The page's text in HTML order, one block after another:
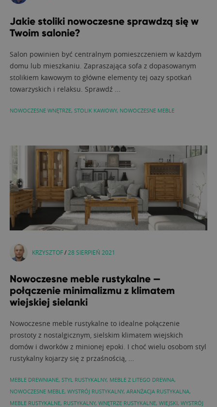
Jakie stoliki nowoczesne sprawdzą się w
Twoim salonie?
Salon powinien być centralnym pomieszczeniem w każdym
domu lub mieszkaniu. Zapraszająca sofa z dopasowanym
stolikiem kawowym to główne elementy tej oazy spotkań
towarzyskich i relaksu. Sprawdź ...
NOWOCZESNE WNĘTRZE, STOLIK KAWOWY, NOWOCZESNE MEBLE
KRZYSZTOF/ 28 SIERPIEŃ 2021
Nowoczesne meble rustykalne —
połączenie minimalizmu z klimatem
wiejskiej sielanki
Nowoczesne meble rustykalne to idealne połączenie
prostoty z nostalgicznym, sielskim klimatem wiejskich
domów i dworków z minionej epoki. I choć wielu osobom styl
rustykalny kojarzy się z przaśnością, ...
MEBLE DREWNIANE, STYL RUSTYKALNY, MEBLE Z LITEGO DREWNA,
NOWOCZESNE MEBLE, WYSTRÓJ RUSTYKALNY, ARANŻACJA RUSTYKALNA,
MEBLE RUSTYKALNE, RUSTYKALNY, WNĘTRZE RUSTYKALNE, WIEJSKI, WYSTRÓJ